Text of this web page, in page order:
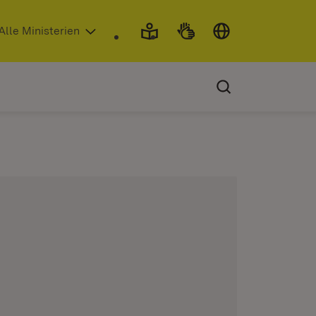
neuem Fenster)
Ministerien